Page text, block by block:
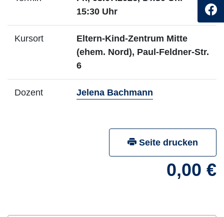
15:30 Uhr
Kursort
Eltern-Kind-Zentrum Mitte
(ehem. Nord), Paul-Feldner-Str.
6
Dozent Jelena Bachmann- Mehr Infos
Seite drucken
0,00 €